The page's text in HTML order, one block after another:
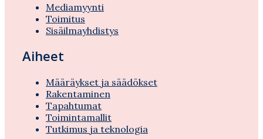
Mediamyynti
Toimitus
Sisäilmayhdistys
Aiheet
Määräykset ja säädökset
Rakentaminen
Tapahtumat
Toimintamallit
Tutkimus ja teknologia